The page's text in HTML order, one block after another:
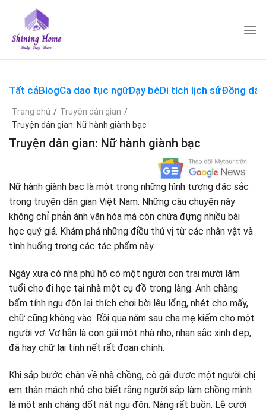
content
Tất cảBlogCa dao tục ngữDạy béDi tích lịch sửĐồng dao
Trang chủ / Truyện dân gian /
Truyện dân gian: Nữ hành giành bạc
Truyện dân gian: Nữ hành giành bạc
Nữ hành giành bạc là một trong những hình tượng đặc sắc
trong truyện dân gian Việt Nam. Những câu chuyện này
không chỉ phản ánh văn hóa mà còn chứa đựng nhiều bài
học quý giá. Khám phá những điều thú vị từ các nhân vật và
tình huống trong các tác phẩm này.
Ngày xưa có nhà phú hộ có một người con trai mười lăm
tuổi cho đi học tại nhà một cụ đồ trong làng. Anh chàng
bẩm tính ngu độn lại thích chơi bời lêu lổng, nhét cho mấy,
chữ cũng không vào. Rồi qua năm sau cha mẹ kiếm cho một
người vợ. Vợ hắn là con gái một nhà nho, nhan sắc xinh đẹp,
đã hay chữ lại tính nết rất đoan chính.
Khi sắp bước chân về nhà chồng, cô gái được một người chị
em thân mách nhỏ cho biết rằng người sắp làm chồng mình
là một anh chàng dốt nát ngu độn. Nàng rất buồn. Lễ cưới